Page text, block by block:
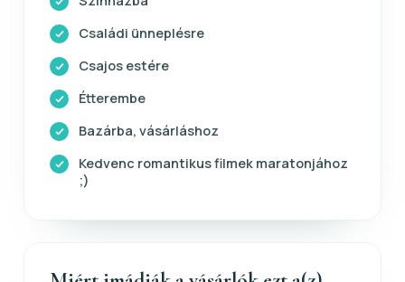
Családi ünneplésre
Csajos estére
Étterembe
Bazárba, vásárláshoz
Kedvenc romantikus filmek maratonjához
;)